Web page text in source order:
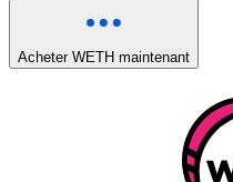
Acheter WETH maintenant